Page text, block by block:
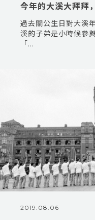
今年的大溪大拜拜
過去關公生日對大溪
溪的子弟是小時候參
「...
2019.08.06